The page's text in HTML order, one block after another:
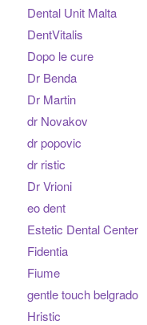
Dental Unit Malta
DentVitalis
Dopo le cure
Dr Benda
Dr Martin
dr Novakov
dr popovic
dr ristic
Dr Vrioni
eo dent
Estetic Dental Center
Fidentia
Fiume
gentle touch belgrado
Hristic